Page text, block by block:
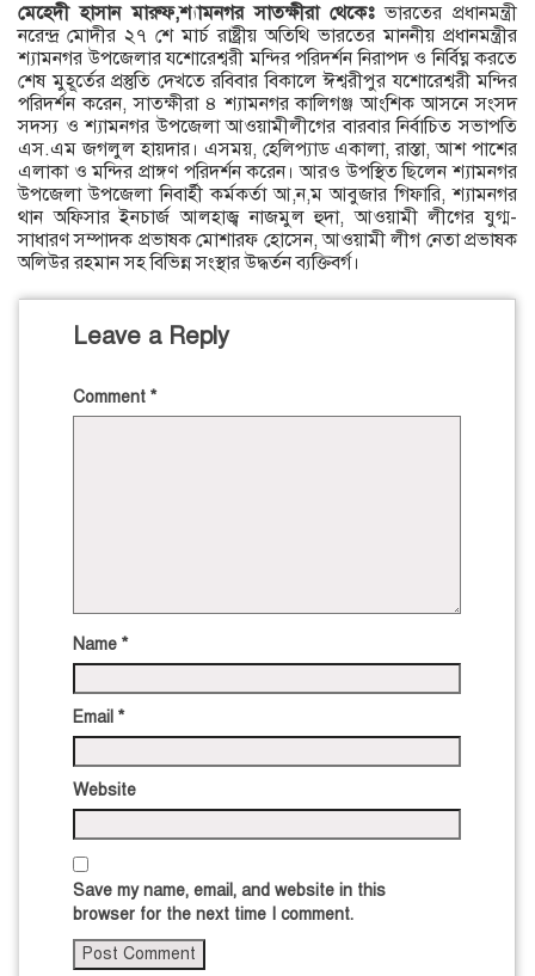
মেহেদী হাসান মারুফ,শ্যামনগর সাতক্ষীরা থেকেঃভারতের প্রধানমন্ত্রী
নরেন্দ্র মোদীর ২৭ শে মার্চ রাষ্ট্রীয় অতিথি ভারতের মাননীয় প্রধানমন্ত্রীর
শ্যামনগর উপজেলার যশোরেশ্বরী মন্দির পরিদর্শন নিরাপদ ও নির্বিঘ্ন করতে
শেষ মুহূর্তের প্রস্তুতি দেখতে রবিবার বিকালে ঈশ্বরীপুর যশোরেশ্বরী মন্দির
পরিদর্শন করেন, সাতক্ষীরা ৪ শ্যামনগর কালিগঞ্জ আংশিক আসনে সংসদ
সদস্য ও শ্যামনগর উপজেলা আওয়ামীলীগের বারবার নির্বাচিত সভাপতি
এস.এম জগলুল হায়দার। এসময়, হেলিপ্যাড একালা, রাস্তা, আশ পাশের
এলাকা ও মন্দির প্রাঙ্গণ পরিদর্শন করেন। আরও উপস্থিত ছিলেন শ্যামনগর
উপজেলা উপজেলা নিবার্হী কর্মকর্তা আ,ন,ম আবুজার গিফারি, শ্যামনগর
থান অফিসার ইনচার্জ আলহাজ্ব নাজমুল হুদা, আওয়ামী লীগের যুগ্ম-
সাধারণ সম্পাদক প্রভাষক মোশারফ হোসেন, আওয়ামী লীগ নেতা প্রভাষক
অলিউর রহমান সহ বিভিন্ন সংস্থার উদ্ধর্তন ব্যক্তিবর্গ।
Leave a Reply
Comment *
Name *
Email *
Website
Save my name, email, and website in this
browser for the next time I comment.